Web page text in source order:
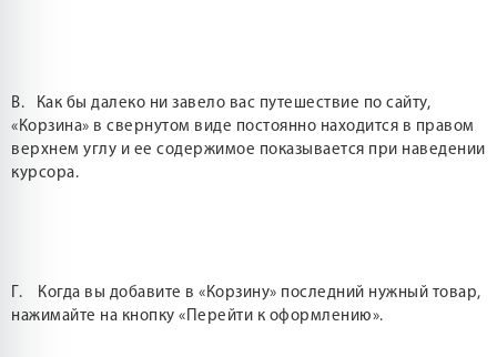
В. Как бы далеко ни завело вас путешествие по сайту,
«Корзина» в свернутом виде постоянно находится в правом
верхнем углу и ее содержимое показывается при наведении
курсора.
Г. Когда вы добавите в «Корзину» последний нужный товар,
нажимайте на кнопку «Перейти к оформлению».